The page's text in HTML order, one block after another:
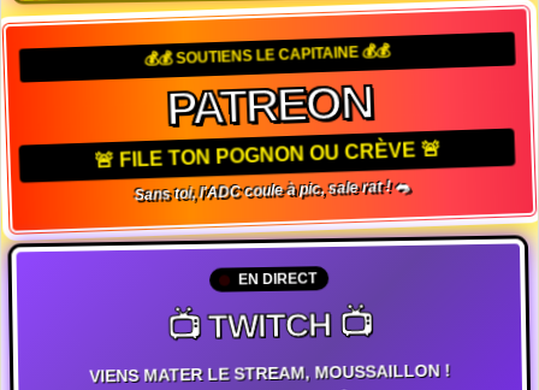
💰💰 SOUTIENS LE CAPITAINE 💰💰
PATREON
🚨 FILE TON POGNON OU CRÈVE 🚨
Sans toi, l'ADC coule à pic, sale rat ! 🐀
EN DIRECT
📺 TWITCH 📺
VIENS MATER LE STREAM, MOUSSAILLON !